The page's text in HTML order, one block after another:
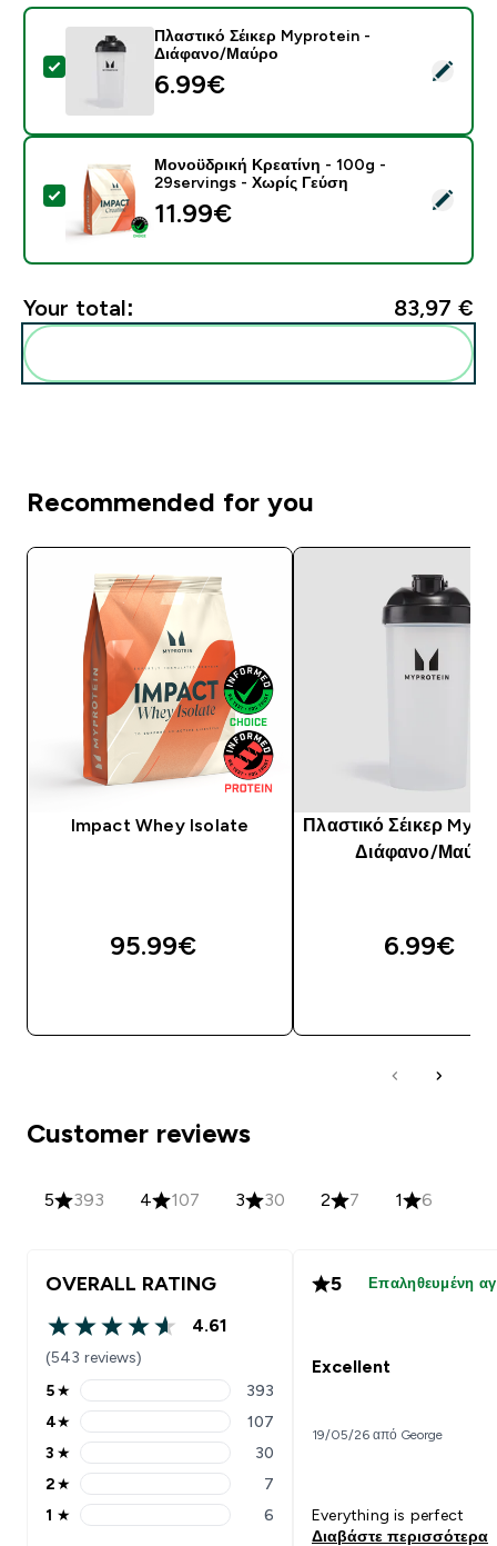
Select this product - Πλαστικό Σέικερ Myprotein -
Πλαστικό Σέικερ Myprotein -
Διάφανο/Μαύρο
6.99€‎
Select this product - Μονοϋδρική Κρεατίνη - 100g -
Μονοϋδρική Κρεατίνη - 100g -
29servings - Χωρίς Γεύση
11.99€‎
Your total: 83,97 €‎
Recommended for you
Impact Whey Isolate
95.99€‎
Πλαστικό Σέικερ
Διάφανο/Μαύρο
6.99€‎
Customer reviews
5 393 4 107 3 30 2 7 1 6
OVERALL RATING
4.61 out of 5 stars
4.61
(543 reviews)
5 stars rating 393 reviews
5★ 393
4 stars rating 107 reviews
4★ 107
3 stars rating 30 reviews
3 ★ 30
2 stars rating 7 reviews
2★ 7
1 stars rating 6 reviews
1 ★ 6
5 Επαληθευμένη
Excellent
19/05/26 από George
Everything is perfect
Διαβάστε περισσότερα